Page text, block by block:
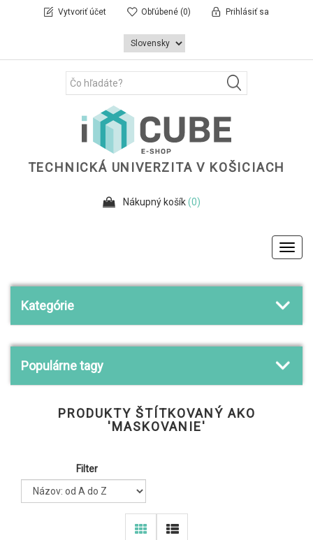
Vytvoriť účet Obľúbené (0) Prihlásiť sa
TECHNICKÁ UNIVERZITA V KOŠICIACH
Nákupný košík(0)
Kategórie
Populárne tagy
PRODUKTY ŠTÍTKOVANÝ AKO
'MASKOVANIE'
Filter